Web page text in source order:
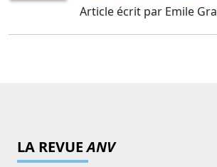
Article écrit par Emile
LA REVUEANV